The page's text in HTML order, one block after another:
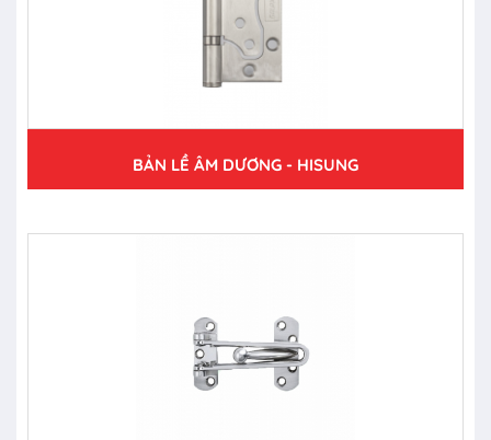
BẢN LỀ ÂM DƯƠNG - HISUNG